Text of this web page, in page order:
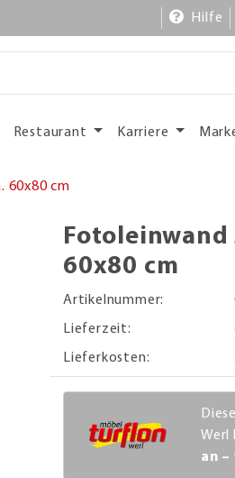
Hilfe
Restaurant Karriere
60x80 cm
Fotoleinwand
60x80 cm
Artikelnummer:
Lieferzeit:
Lieferkosten:
Werl
an